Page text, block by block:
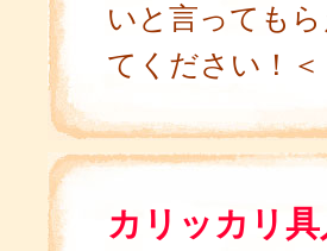
いと言っても
てください！
カリッカリ